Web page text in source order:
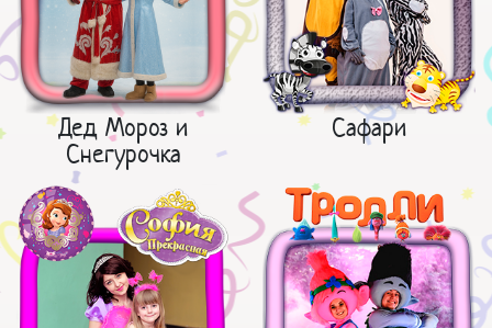
Дед Мороз и
Снегурочка
Сафари